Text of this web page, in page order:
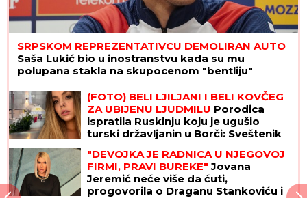
SRPSKOM REPREZENTATIVCU DEMOLIRAN AUTO
Saša Lukić bio u inostranstvu kada su mu
polupana stakla na skupocenom "bentliju"
(FOTO) BELI LJILJANI I BELI KOVČEG
ZA UBIJENU LJUDMILU Porodica
ispratila Ruskinju koju je ugušio
turski državljanin u Borči: Sveštenik
"DEVOJKA JE RADNICA U NJEGOVOJ
FIRMI, PRAVI BUREKE" Jovana
Jeremić neće više da ćuti,
progovorila o Draganu Stankoviću i